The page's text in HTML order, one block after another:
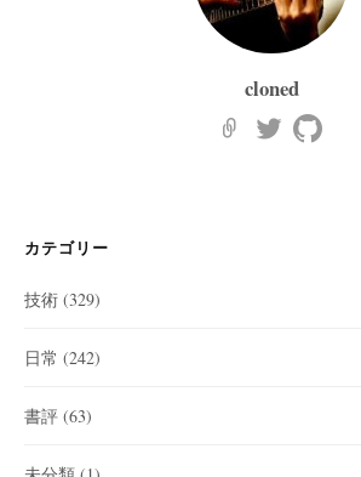
cloned
カテゴリー
技術 (329)
日常 (242)
書評 (63)